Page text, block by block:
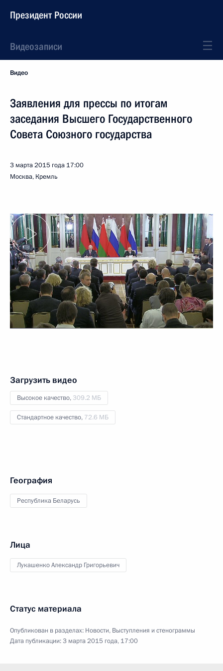
Президент России
Видеозаписи
Видео
Заявления для прессы по итогам
заседания Высшего Государственного
Совета Союзного государства
3 марта 2015 года 17:00
Москва, Кремль
Загрузить видео
Высокое качество, 309.2 МБ
Стандартное качество, 72.6 МБ
География
Республика Беларусь
Лица
Лукашенко Александр Григорьевич
Статус материала
Опубликован в разделах: Новости, Выступления и стенограммы
Дата публикации:3 марта 2015 года, 17:00